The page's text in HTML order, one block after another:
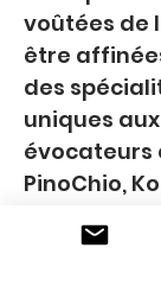
voûtées de
être
des
uniques
évocateurs
PinoChio,
CONTACT